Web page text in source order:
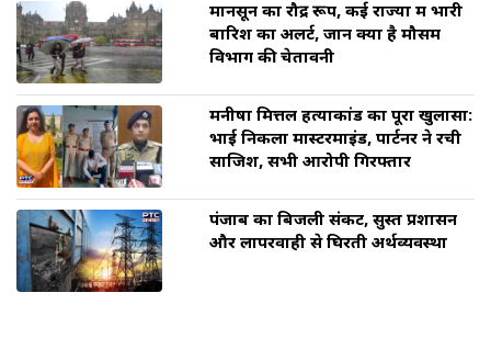
मानसून का रौद्र रूप, कई राज्यों में भारी
बारिश का अलर्ट, जानें क्या है मौसम
विभाग की चेतावनी
मनीषा मित्तल हत्याकांड का पूरा खुलासा:
भाई निकला मास्टरमाइंड, पार्टनर ने रची
साजिश, सभी आरोपी गिरफ्तार
पंजाब का बिजली संकट, सुस्त प्रशासन
और लापरवाही से घिरती अर्थव्यवस्था